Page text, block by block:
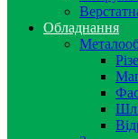
Обладнання